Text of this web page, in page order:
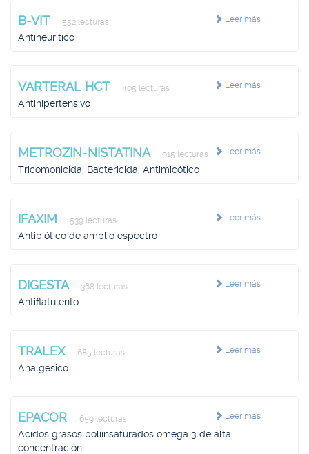
Leer más
B-VIT 552 lecturas
Antineurítico
Leer más
VARTERAL HCT 405 lecturas
Antihipertensivo
Leer más
METROZIN-NISTATINA 915 lecturas
Tricomonicida, Bactericida, Antimicótico
Leer más
IFAXIM 539 lecturas
Antibiótico de amplio espectro
Leer más
DIGESTA 368 lecturas
Antiflatulento
Leer más
TRALEX 685 lecturas
Analgésico
Leer más
EPACOR 659 lecturas
Acidos grasos poliinsaturados omega 3 de alta
concentración